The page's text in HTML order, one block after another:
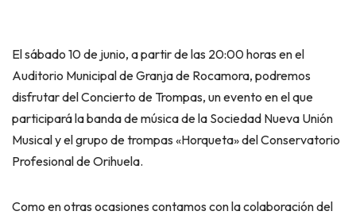
El sábado 10 de junio, a partir de las 20:00 horas en el
Auditorio Municipal de Granja de Rocamora, podremos
disfrutar del Concierto de Trompas, un evento en el que
participará la banda de música de la Sociedad Nueva Unión
Musical y el grupo de trompas «Horqueta» del Conservatorio
Profesional de Orihuela.
Como en otras ocasiones contamos con la colaboración del